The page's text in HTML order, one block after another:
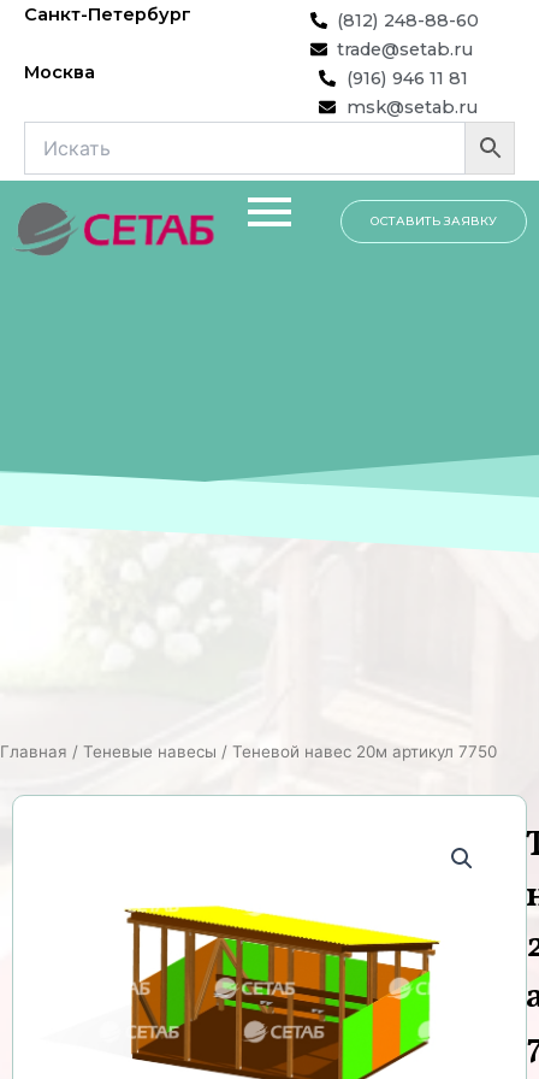
Перейти
содержимому
Санкт-Петербург
(812) 248-88-60
trade@setab.ru
Москва
(916) 946 11 81
msk@setab.ru
ОСТАВИТЬ ЗАЯВКУ
Главная / Теневые навесы / Теневой навес 20м артикул 7750